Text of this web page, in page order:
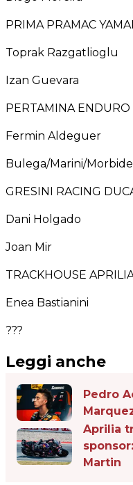
PRIMA PRAMAC
Toprak Razgatlioglu
Izan Guevara
PERTAMINA ENDURO
Fermin Aldeguer
Bulega/Marini/
GRESINI RACING
Dani Holgado
Joan Mir
TRACKHOUSE
Enea Bastianini
???
Leggi anche
Pedro
Aprilia
Martin